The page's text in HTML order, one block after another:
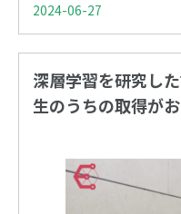
2024-06-27
深層学習を研究し
生のうちの取得がお